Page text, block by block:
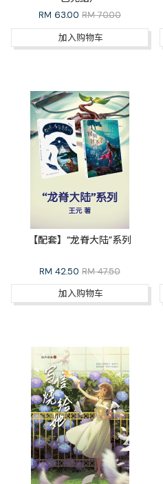
RM 63.00 RM 70.00
加入购物车
【配套】“龙脊大陆”系列
RM 42.50 RM 47.50
加入购物车